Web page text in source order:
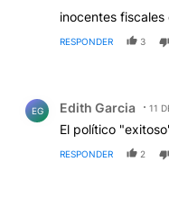
inocentes fiscales
RESPONDER 3
EG Edith Garcia 11
El político
RESPONDER 2